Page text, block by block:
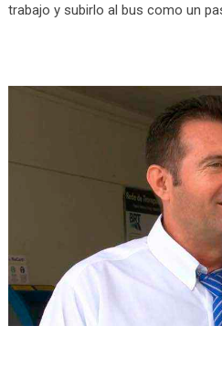
trabajo y subirlo al bus como un